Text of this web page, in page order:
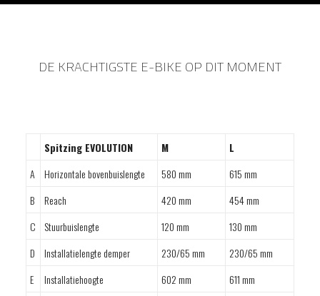
DE KRACHTIGSTE E-BIKE OP DIT MOMENT
Spitzing EVOLUTION M
L
A
Horizontale bovenbuislengte 580 mm
615 mm
B
Reach 420 mm
454 mm
C
Stuurbuislengte 120 mm
130 mm
D
Installatielengte demper 230/65 mm
230/65 mm
E
Installatiehoogte 602 mm
611 mm